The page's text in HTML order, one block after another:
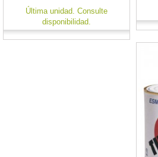
Última unidad. Consulte
disponibilidad.